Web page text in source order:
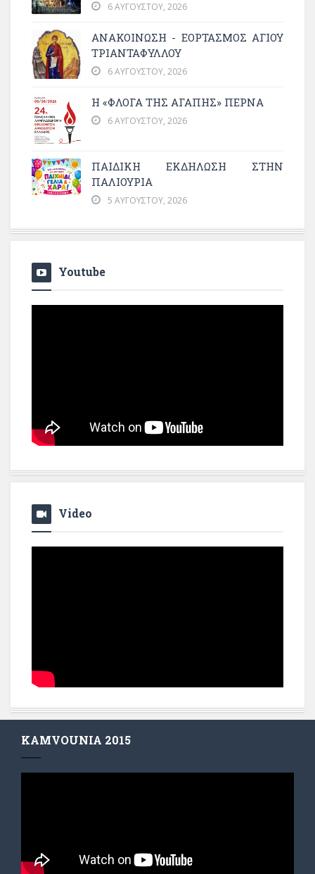
6 ΑΥΓΟΎΣΤΟΥ, 2026
ΑΝΑΚΟΙΝΩΣΗ - ΕΟΡΤΑΣΜΟΣ ΑΓΙΟΥ
ΤΡΙΑΝΤΑΦΥΛΛΟΥ
6 ΑΥΓΟΎΣΤΟΥ, 2026
Η «ΦΛΌΓΑ ΤΗΣ ΑΓΆΠΗΣ» ΠΕΡΝΆ
6 ΑΥΓΟΎΣΤΟΥ, 2026
ΠΑΙΔΙΚΗ ΕΚΔΗΛΩΣΗ ΣΤΗΝ
ΠΑΛΙΟΥΡΙΑ
5 ΑΥΓΟΎΣΤΟΥ, 2026
Youtube
Video
KAMVOUNIA 2015